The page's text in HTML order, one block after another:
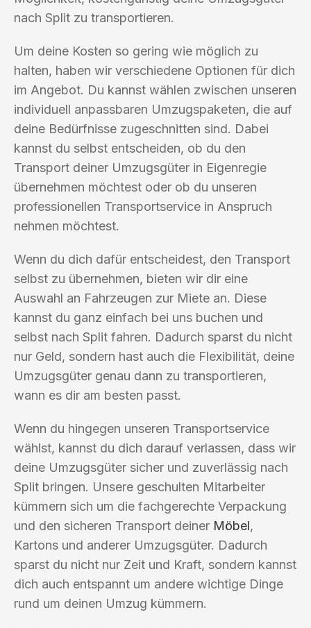
nach Split zu transportieren.
Um deine Kosten so gering wie möglich zu
halten, haben wir verschiedene Optionen für dich
im Angebot. Du kannst wählen zwischen unseren
individuell anpassbaren Umzugspaketen, die auf
deine Bedürfnisse zugeschnitten sind. Dabei
kannst du selbst entscheiden, ob du den
Transport deiner Umzugsgüter in Eigenregie
übernehmen möchtest oder ob du unseren
professionellen Transportservice in Anspruch
nehmen möchtest.
Wenn du dich dafür entscheidest, den Transport
selbst zu übernehmen, bieten wir dir eine
Auswahl an Fahrzeugen zur Miete an. Diese
kannst du ganz einfach bei uns buchen und
selbst nach Split fahren. Dadurch sparst du nicht
nur Geld, sondern hast auch die Flexibilität, deine
Umzugsgüter genau dann zu transportieren,
wann es dir am besten passt.
Wenn du hingegen unseren Transportservice
wählst, kannst du dich darauf verlassen, dass wir
deine Umzugsgüter sicher und zuverlässig nach
Split bringen. Unsere geschulten Mitarbeiter
kümmern sich um die fachgerechte Verpackung
und den sicheren Transport deiner Möbel,
Kartons und anderer Umzugsgüter. Dadurch
sparst du nicht nur Zeit und Kraft, sondern kannst
dich auch entspannt um andere wichtige Dinge
rund um deinen Umzug kümmern.